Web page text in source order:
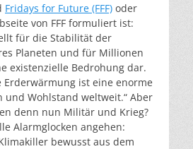
Fridays for Future (FFF) oder
von FFF formuliert ist:
für die Stabilität der
Planeten und für Millionen
existenzielle Bedrohung dar.
Erderwärmung ist eine enorme
und Wohlstand weltweit.“ Aber
denn nun Militär und Krieg?
Alarmglocken angehen:
bewusst aus dem